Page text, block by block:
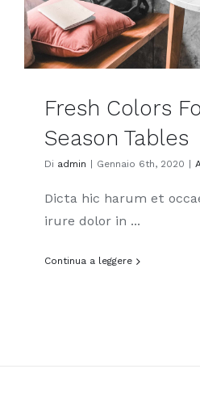
Fresh Colors
Season Tables
Di admin Gennaio 6th, 2020
Dicta hic harum et
irure dolor in ...
Continua a leggere